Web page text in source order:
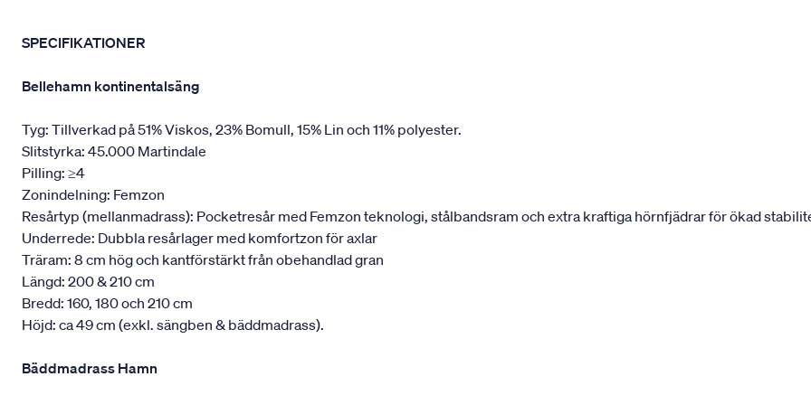
SPECIFIKATIONER
Bellehamn kontinentalsäng
Tyg: Tillverkad på 51% Viskos, 23% Bomull, 15% Lin och 11% polyester.
Slitstyrka: 45.000 Martindale
Pilling: ≥4
Zonindelning: Femzon
Resårtyp (mellanmadrass): Pocketresår med Femzon teknologi, stålbandsram och extra kraftiga hörnfjädrar för ökad
Underrede: Dubbla resårlager med komfortzon för axlar
Träram: 8 cm hög och kantförstärkt från obehandlad gran
Längd: 200 & 210 cm
Bredd: 160, 180 och 210 cm
Höjd: ca 49 cm (exkl. sängben & bäddmadrass).
Bäddmadrass Hamn